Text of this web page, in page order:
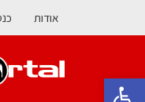
פתח סרגל נגישות
אודות